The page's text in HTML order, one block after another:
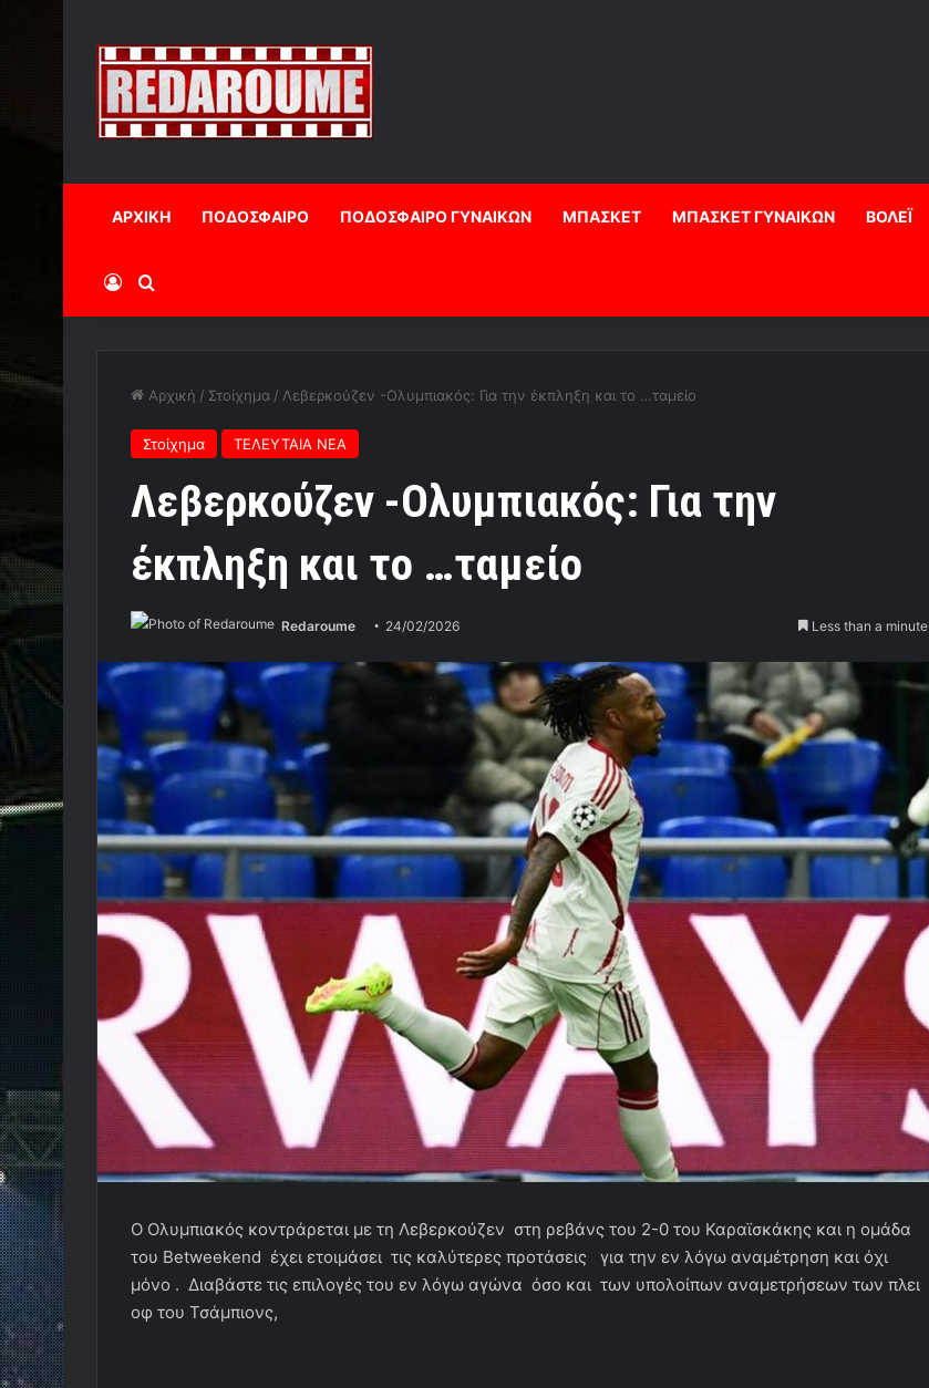
ΑΡΧΙΚΗ ΠΟΔΟΣΦΑΙΡΟ ΠΟΔΟΣΦΑΙΡΟ ΓΥΝΑΙΚΩΝ ΜΠΑΣΚΕΤ ΜΠΑΣΚΕΤ ΓΥΝΑΙΚΩΝ ΒΟΛΕΪ
Log InΑναζήτηση
Αρχική / Στοίχημα / Λεβερκούζεν -Ολυμπιακός: Για την έκπληξη και το …ταμείο
Στοίχημα ΤΕΛΕΥΤΑΙΑ ΝΕΑ
Λεβερκούζεν -Ολυμπιακός: Για την
έκπληξη και το …ταμείο
Redaroume 24/02/2026 Less than a minute
Ο Ολυμπιακός κοντράρεται με τη Λεβερκούζεν στη ρεβάνς του 2-0 του Καραϊσκάκης και η ομάδα
του Betweekend έχει ετοιμάσει τις καλύτερες προτάσεις για την εν λόγω αναμέτρηση και όχι
μόνο . Διαβάστε τις επιλογές του εν λόγω αγώνα όσο και των υπολοίπων αναμετρήσεων των πλει
οφ του Τσάμπιονς,